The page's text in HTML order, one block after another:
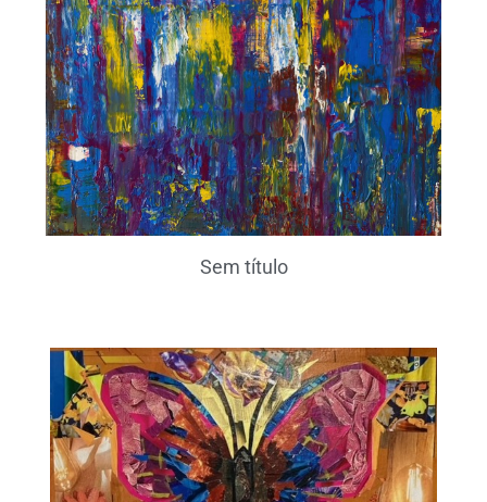
Sem título